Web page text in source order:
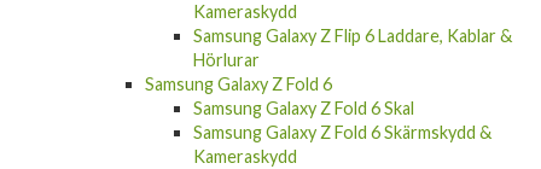
Kameraskydd
Samsung Galaxy Z Flip 6 Laddare, Kablar &
Hörlurar
Samsung Galaxy Z Fold 6
Samsung Galaxy Z Fold 6 Skal
Samsung Galaxy Z Fold 6 Skärmskydd &
Kameraskydd